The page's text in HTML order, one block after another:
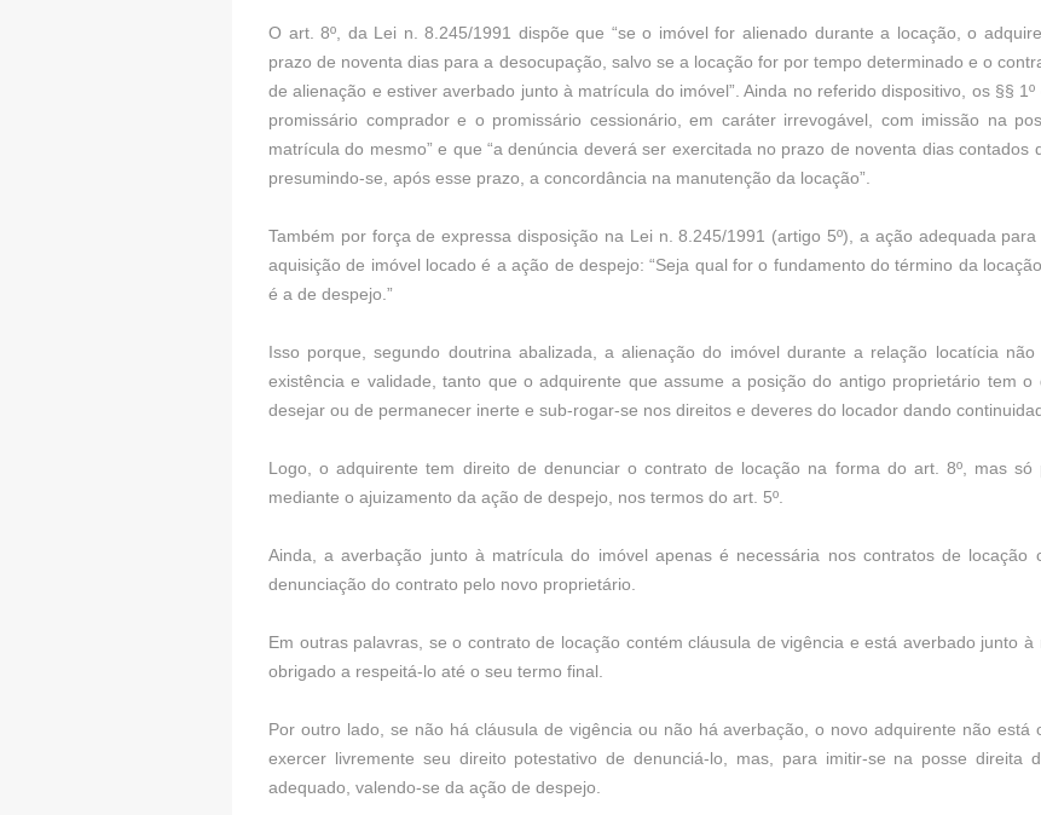
O art. 8º, da Lei n. 8.245/1991 dispõe que “se o imóvel for alienado durante a locação, o
prazo de noventa dias para a desocupação, salvo se a locação for por tempo determinado e o
de alienação e estiver averbado junto à matrícula do imóvel”. Ainda no referido dispositivo, os §§
promissário comprador e o promissário cessionário, em caráter irrevogável, com imissão na
matrícula do mesmo” e que “a denúncia deverá ser exercitada no prazo de noventa dias contados
presumindo-se, após esse prazo, a concordância na manutenção da locação”.
Também por força de expressa disposição na Lei n. 8.245/1991 (artigo 5º), a ação adequada
aquisição de imóvel locado é a ação de despejo: “Seja qual for o fundamento do término da
é a de despejo.”
Isso porque, segundo doutrina abalizada, a alienação do imóvel durante a relação locatícia
existência e validade, tanto que o adquirente que assume a posição do antigo proprietário tem
desejar ou de permanecer inerte e sub-rogar-se nos direitos e deveres do locador dando
Logo, o adquirente tem direito de denunciar o contrato de locação na forma do art. 8º, mas
mediante o ajuizamento da ação de despejo, nos termos do art. 5º.
Ainda, a averbação junto à matrícula do imóvel apenas é necessária nos contratos de locação
denunciação do contrato pelo novo proprietário.
Em outras palavras, se o contrato de locação contém cláusula de vigência e está averbado junto
obrigado a respeitá-lo até o seu termo final.
Por outro lado, se não há cláusula de vigência ou não há averbação, o novo adquirente não está
exercer livremente seu direito potestativo de denunciá-lo, mas, para imitir-se na posse direita
adequado, valendo-se da ação de despejo.